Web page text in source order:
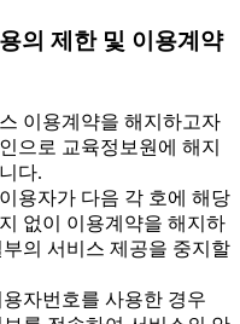
의 제한 및 이용계약
이용계약을 해지하고자
으로 교육정보원에 해지
다.
용자가 다음 각 호에 해당
없이 이용계약을 해지하
의 서비스 제공을 중지할
자번호를 사용한 경우